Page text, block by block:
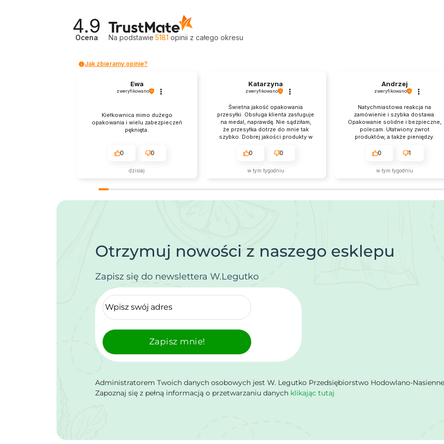
4.9
Ocena Na podstawie 5181 opinii z całego okresu
Jak zbieramy opinie?
Ewa
zweryfikowano
Kiełkownica mimo dużego
opakowania i wielu zabezpieczeń
pęknięta.
0 0
dzisiaj
Katarzyna
zweryfikowano
Świetna jakość opakowania
przesyłki. Obsługa klienta zasługuje
na medal, naprawdę. Nie sądziłam,
że przesyłka dotrze do mnie tak
szybko. Dobrej jakości produkty w
0 0
w tym tygodniu
Andrzej
zweryfikowano
Natychmiastowa reakcja na
zamówienie i szybka dostawa.
Opakowanie solidne i bezpieczne,
polecam. Ułatwiony zwrot
produktów, a także pieniędzy.
opisem i przychodzą na czas. Nie
0 1
w tym tygodniu
Otrzymuj nowości z naszego esklepu
Zapisz się do newslettera W.Legutko
Zapisz mnie!
Administratorem Twoich danych osobowych jest W. Legutko Przedsiębiorstwo Hodowlano-Nasienne
Zapoznaj się z pełną informacją o przetwarzaniu danych klikając tutaj